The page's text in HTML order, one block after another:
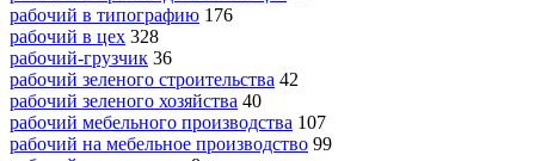
рабочий в типографию 176
рабочий в цех 328
рабочий-грузчик 36
рабочий зеленого строительства 42
рабочий зеленого хозяйства 40
рабочий мебельного производства 107
рабочий на мебельное производство 99